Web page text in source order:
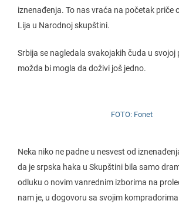
iznenađenja. To nas vraća na početak priče
Lija u Narodnoj skupštini.
Srbija se nagledala svakojakih čuda u svojoj
možda bi mogla da doživi još jedno.
FOTO: Fonet
Neka niko ne padne u nesvest od
da je srpska haka u Skupštini bila samo
odluku o novim vanrednim izborima na
nam je, u dogovoru sa svojim